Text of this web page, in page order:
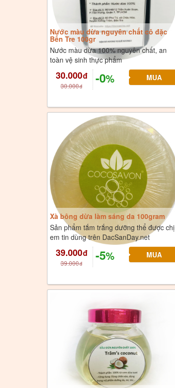
Nước màu dừa nguyên chất cô đặc
Bến Tre 100gr
Nước màu dừa 100% nguyên chất, an
toàn vệ sinh thực phẩm
30.000đ
30.000đ
-0%
Xà bông dừa làm sáng da 100gram
Sản phẩm tắm trắng dưỡng thể được chị
em tin dùng trên DacSanDay.net
39.000đ
39.000đ
-5%